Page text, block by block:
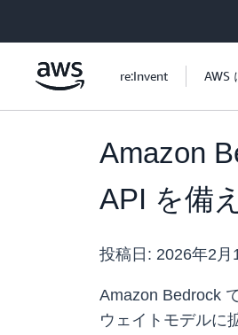
re:Invent AWS
Amazon
API を備
投稿日: 2026年2月
Amazon Bedrock
ウェイトモデルに